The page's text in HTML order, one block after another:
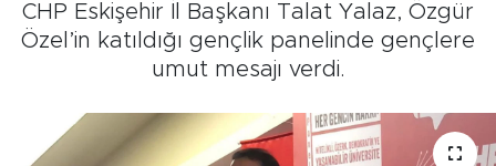
CHP Eskişehir İl Başkanı Talat Yalaz, Özgür
Özel’in katıldığı gençlik panelinde gençlere
umut mesajı verdi.
Eskişehirspor
Sağlık
Süper Lig Puan Durumu ve Fikstür
Tüm Manşetler
Son Dakika Haberleri